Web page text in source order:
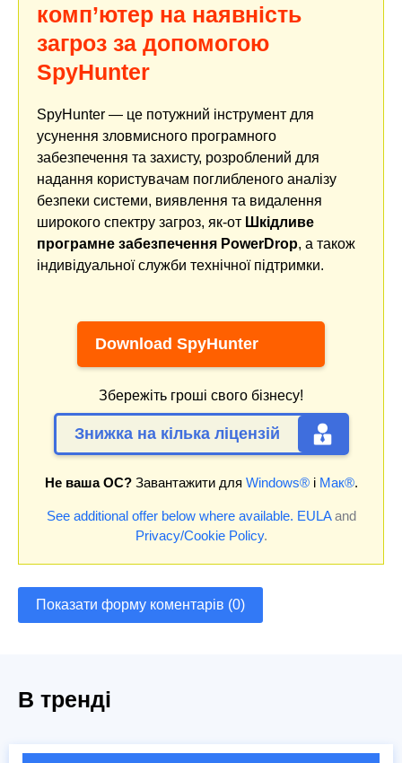
комп’ютер на наявність
загроз за допомогою
SpyHunter
SpyHunter — це потужний інструмент для
усунення зловмисного програмного
забезпечення та захисту, розроблений для
надання користувачам поглибленого аналізу
безпеки системи, виявлення та видалення
широкого спектру загроз, як-от Шкідливе
програмне забезпечення PowerDrop, а також
індивідуальної служби технічної підтримки.
Download SpyHunter
Збережіть гроші свого бізнесу!
Знижка на кілька ліцензій
Не ваша ОС?Завантажити для Windows®і Мак®.
See additional offer below where available. EULAand
Privacy/Cookie Policy.
Показати форму коментарів (0)
В тренді